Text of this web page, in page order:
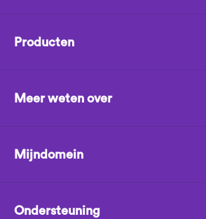
Producten
Meer weten over
Mijndomein
Ondersteuning